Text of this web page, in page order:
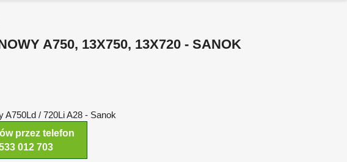
A750, 13X750, 13X720 - SANOK
A750Ld / 720Li A28 - Sanok
przez telefon
012 703